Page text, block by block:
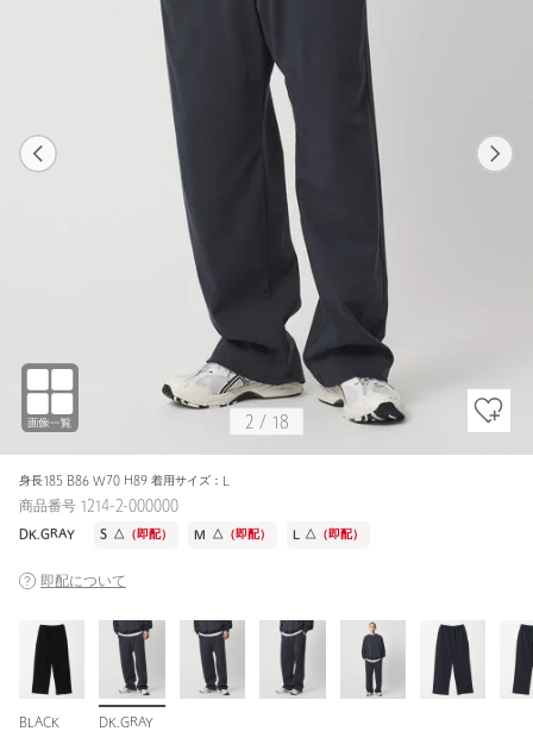
身長185 B86 W70 H89 着用サイズ：L
2 / 18
商品番号 1214-2-000000
DK.GRAY S △ （即配） M △ （即配） L △ （即配）
即配について
BLACK DK.GRAY
18